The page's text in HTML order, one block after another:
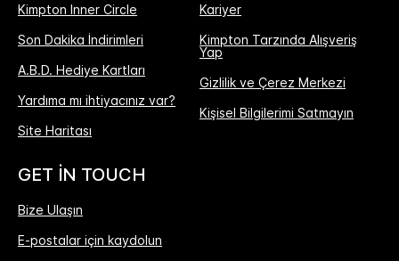
Kimpton Inner Circle
Son Dakika İndirimleri
A.B.D. Hediye Kartları
Yardıma mı ihtiyacınız var?
Site Haritası
Kariyer
Kimpton Tarzında Alışveriş
Yap
Gizlilik ve Çerez Merkezi
Kişisel Bilgilerimi Satmayın
GET IN TOUCH
Bize Ulaşın
E-postalar için kaydolun